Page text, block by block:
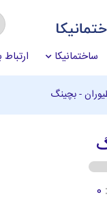
ساختمانیکا ارتباط
- بچینگ
0